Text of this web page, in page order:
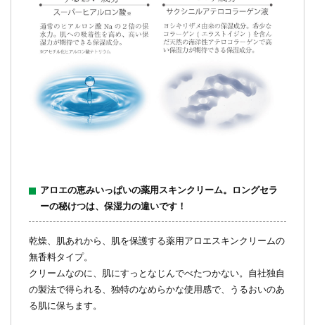
アロエの恵みいっぱいの薬用スキンクリーム。ロングセラ
ーの秘けつは、保湿力の違いです！
乾燥、肌あれから、肌を保護する薬用アロエスキンクリームの
無香料タイプ。
クリームなのに、肌にすっとなじんでべたつかない。自社独自
の製法で得られる、独特のなめらかな使用感で、うるおいのあ
る肌に保ちます。